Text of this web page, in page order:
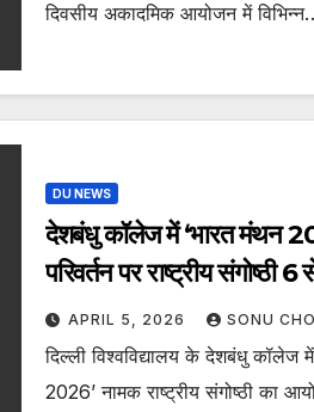
दिवसीय अकादमिक आयोजन में
DU NEWS
देशबंधु कॉलेज में ‘भारत मंथन
परिवर्तन पर राष्ट्रीय संगोष्ठी
APRIL 5, 2026 SONU
दिल्ली विश्वविद्यालय के देशबंधु
2026’ नामक राष्ट्रीय संगोष्ठी का